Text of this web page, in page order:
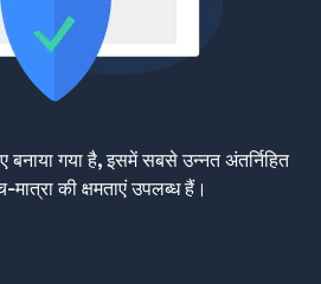
गया है, इसमें सबसे उन्नत अंतर्निहित
मात्रा की क्षमताएं उपलब्ध हैं।